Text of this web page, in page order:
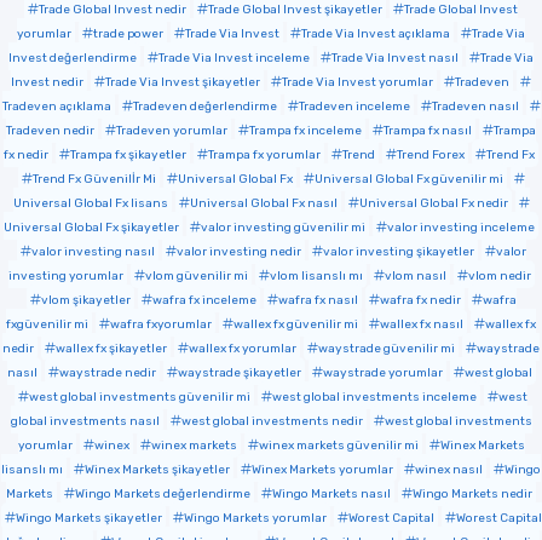
Trade Global Invest nedir
Trade Global Invest şikayetler
Trade Global Invest
yorumlar
trade power Trade Via Invest Trade Via Invest açıklama
Trade Via
Invest değerlendirme
Trade Via Invest inceleme Trade Via Invest nasıl
Trade Via
Invest nedir
Trade Via Invest şikayetler Trade Via Invest yorumlar
Tradeven
Tradeven açıklama
Tradeven değerlendirme Tradeven inceleme
Tradeven nasıl
Tradeven nedir
Tradeven yorumlar Trampa fx inceleme Trampa fx nasıl
Trampa
fx nedir
Trampa fx şikayetler Trampa fx yorumlar Trend Trend Forex
Trend Fx
Trend Fx Güvenilİr Mi
Universal Global Fx
Universal Global Fx güvenilir mi
Universal Global Fx lisans
Universal Global Fx nasıl
Universal Global Fx nedir
Universal Global Fx şikayetler
valor investing güvenilir mi
valor investing inceleme
valor investing nasıl
valor investing nedir valor investing şikayetler
valor
investing yorumlar
vlom güvenilir mi vlom lisanslı mı vlom nasıl
vlom nedir
vlom şikayetler
wafra fx inceleme wafra fx nasıl wafra fx nedir
wafra
fxgüvenilir mi
wafra fxyorumlar wallex fx güvenilir mi wallex fx nasıl
wallex fx
nedir
wallex fx şikayetler wallex fx yorumlar waystrade güvenilir mi
waystrade
nasıl
waystrade nedir waystrade şikayetler waystrade yorumlar
west global
west global investments güvenilir mi
west global investments inceleme
west
global investments nasıl
west global investments nedir
west global investments
yorumlar
winex winex markets winex markets güvenilir mi
Winex Markets
lisanslı mı
Winex Markets şikayetler Winex Markets yorumlar winex nasıl
Wingo
Markets
Wingo Markets değerlendirme Wingo Markets nasıl
Wingo Markets nedir
Wingo Markets şikayetler
Wingo Markets yorumlar Worest Capital
Worest Capital